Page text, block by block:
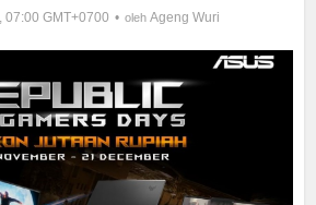
07:00 GMT+0700 oleh Ageng Wuri